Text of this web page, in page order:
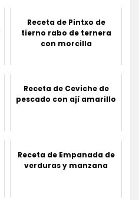
Receta de Pintxo de
tierno rabo de ternera
con morcilla
Receta de Ceviche de
pescado con ají amarillo
Receta de Empanada de
verduras y manzana